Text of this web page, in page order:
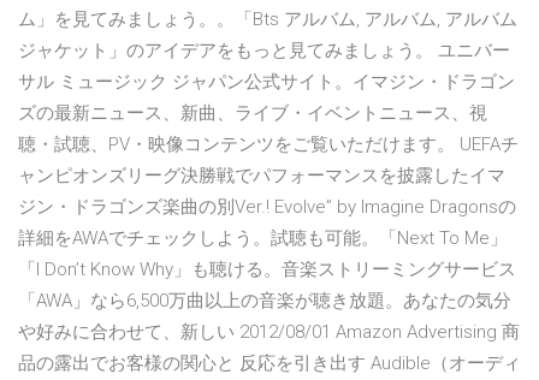
ム」を見てみましょう。。「Bts アルバム, アルバム, アルバム
ジャケット」のアイデアをもっと見てみましょう。 ユニバー
サル ミュージック ジャパン公式サイト。イマジン・ドラゴン
ズの最新ニュース、新曲、ライブ・イベントニュース、視
聴・試聴、PV・映像コンテンツをご覧いただけます。 UEFAチ
ャンピオンズリーグ決勝戦でパフォーマンスを披露したイマ
ジン・ドラゴンズ楽曲の別Ver.! Evolve” by Imagine Dragonsの
詳細をAWAでチェックしよう。試聴も可能。「Next To Me」
「I Don’t Know Why」も聴ける。音楽ストリーミングサービス
「AWA」なら6,500万曲以上の音楽が聴き放題。あなたの気分
や好みに合わせて、新しい 2012/08/01 Amazon Advertising 商
品の露出でお客様の関心と 反応を引き出す Audible（オーディ